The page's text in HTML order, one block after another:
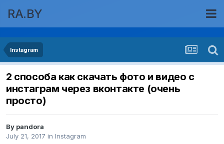
RA.BY
Instagram
2 способа как скачать фото и видео с
инстаграм через вконтакте (очень
просто)
By pandora
July 21, 2017 in Instagram